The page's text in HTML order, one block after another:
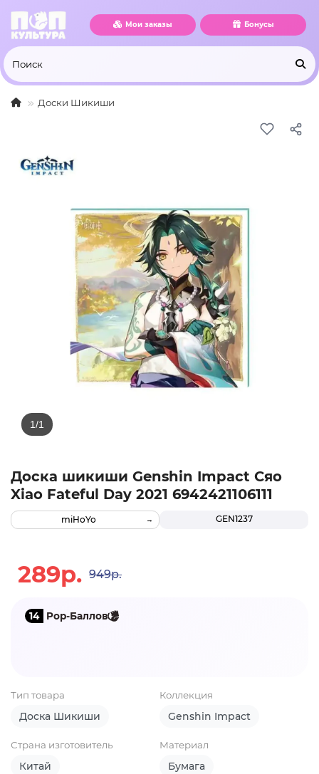
Мои заказы Бонусы
Доски Шикиши
Доска шикиши Genshin Impact Сяо
Xiao Fateful Day 2021 6942421106111
GEN1237
miHoYo
289р. 949р.
14 Pop-Баллов
Тип товара
Доска Шикиши
Коллекция
Genshin Impact
Страна изготовитель
Китай
Материал
Бумага